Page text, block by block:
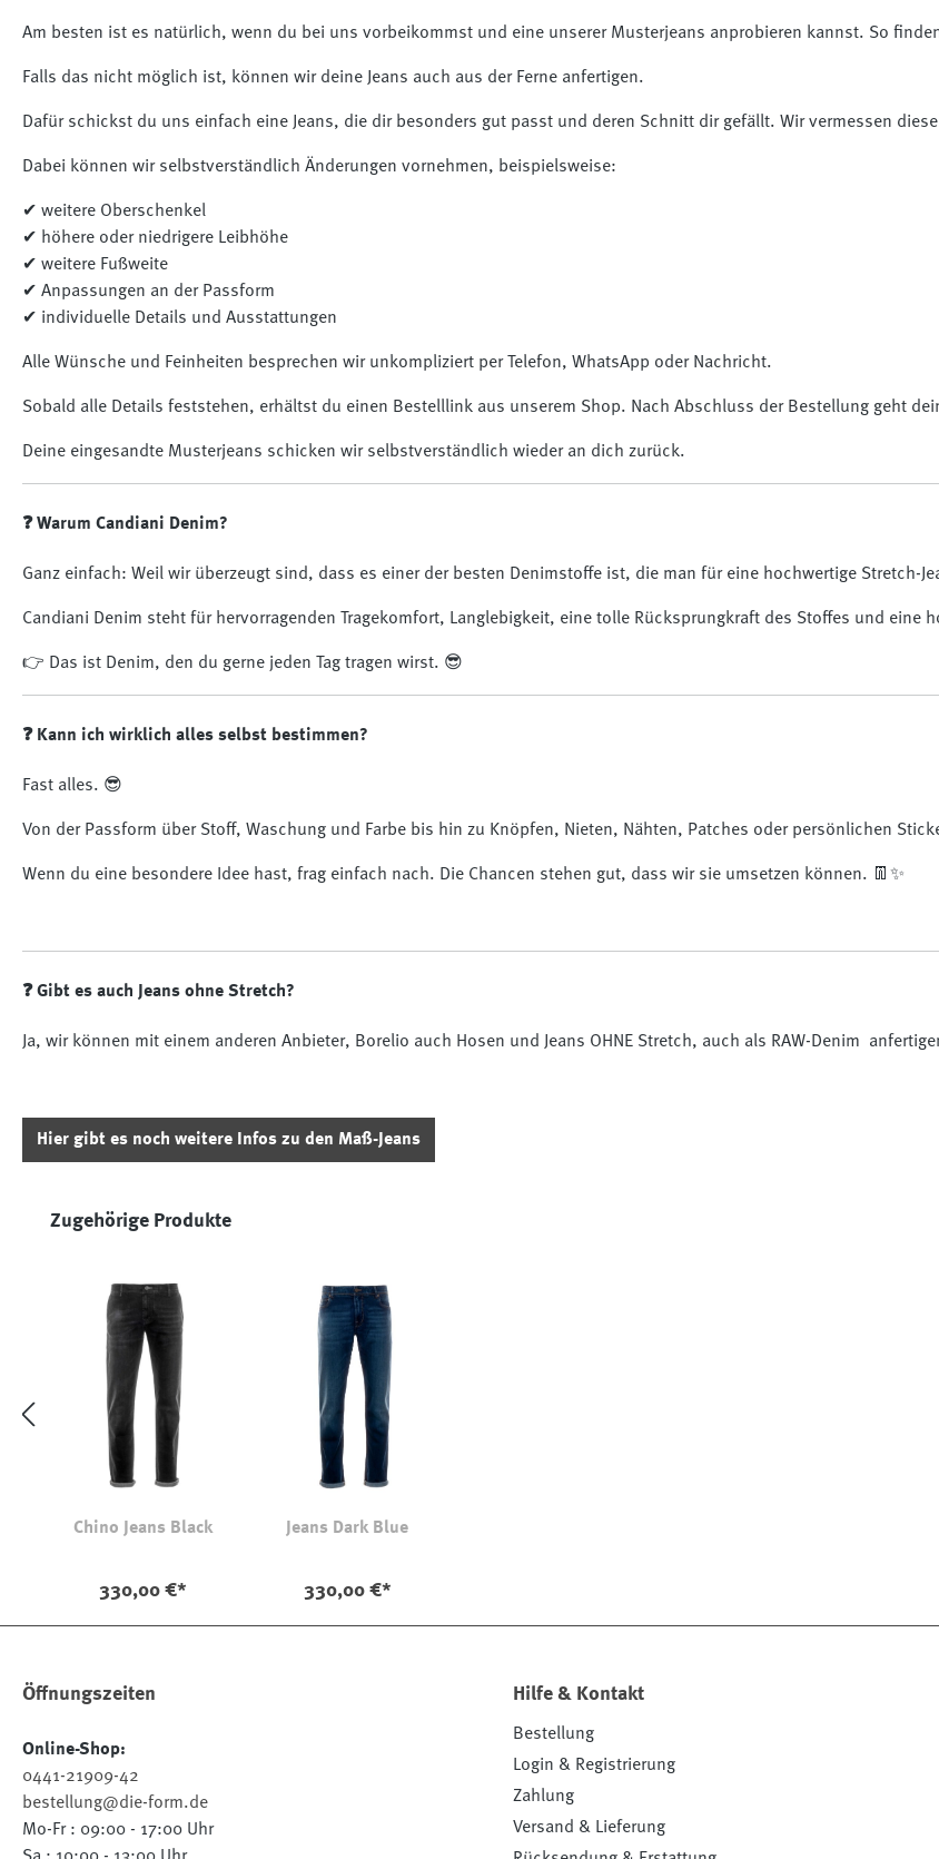
Am besten ist es natürlich, wenn du bei uns vorbeikommst und eine unserer Musterjeans anprobieren kannst. So
Falls das nicht möglich ist, können wir deine Jeans auch aus der Ferne anfertigen.
Dafür schickst du uns einfach eine Jeans, die dir besonders gut passt und deren Schnitt dir gefällt. Wir vermessen
Dabei können wir selbstverständlich Änderungen vornehmen, beispielsweise:
✔ weitere Oberschenkel
✔ höhere oder niedrigere Leibhöhe
✔ weitere Fußweite
✔ Anpassungen an der Passform
✔ individuelle Details und Ausstattungen
Alle Wünsche und Feinheiten besprechen wir unkompliziert per Telefon, WhatsApp oder Nachricht.
Sobald alle Details feststehen, erhältst du einen Bestelllink aus unserem Shop. Nach Abschluss der Bestellung geht
Deine eingesandte Musterjeans schicken wir selbstverständlich wieder an dich zurück.
❓ Warum Candiani Denim?
Ganz einfach: Weil wir überzeugt sind, dass es einer der besten Denimstoffe ist, die man für eine hochwertige Stretch-
Candiani Denim steht für hervorragenden Tragekomfort, Langlebigkeit, eine tolle Rücksprungkraft des Stoffes und eine
👉 Das ist Denim, den du gerne jeden Tag tragen wirst. 😎
❓ Kann ich wirklich alles selbst bestimmen?
Fast alles. 😎
Von der Passform über Stoff, Waschung und Farbe bis hin zu Knöpfen, Nieten, Nähten, Patches oder persönlichen
Wenn du eine besondere Idee hast, frag einfach nach. Die Chancen stehen gut, dass wir sie umsetzen können. 👖✨
❓ Gibt es auch Jeans ohne Stretch?
Ja, wir können mit einem anderen Anbieter, Borelio auch Hosen und Jeans OHNE Stretch, auch als RAW-Denim
Hier gibt es noch weitere Infos zu den Maß-Jeans
Produktgalerie überspringen
Zugehörige Produkte
Chino Jeans Black
330,00 €*
Jeans Dark Blue
330,00 €*
Öffnungszeiten
Online-Shop:
0441-21909-42
bestellung@die-form.de
Mo-Fr : 09:00 - 17:00 Uhr
Hilfe & Kontakt
Bestellung
Login & Registrierung
Zahlung
Versand & Lieferung